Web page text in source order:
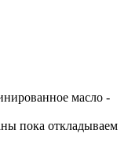
масло -
пока откладываем